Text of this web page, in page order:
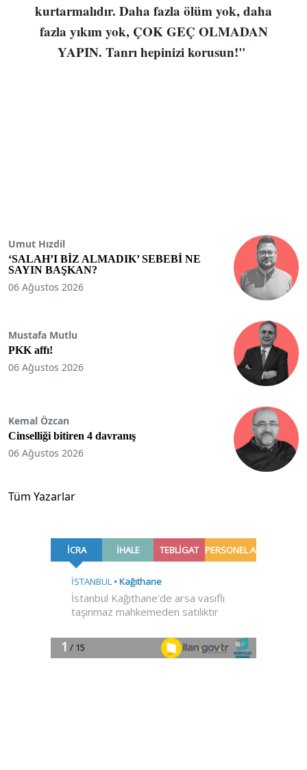
kurtarmalıdır. Daha fazla ölüm yok, daha
fazla yıkım yok, ÇOK GEÇ OLMADAN
YAPIN. Tanrı hepinizi korusun!"
Umut Hızdil
‘SALAH’I BİZ ALMADIK’ SEBEBİ NE
SAYIN BAŞKAN?
06 Ağustos 2026
Mustafa Mutlu
PKK affı!
06 Ağustos 2026
Kemal Özcan
Cinselliği bitiren 4 davranış
06 Ağustos 2026
Tüm Yazarlar